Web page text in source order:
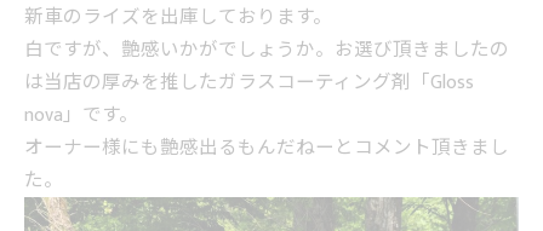
新車のライズを出庫しております。
白ですが、艶感いかがでしょうか。お選び頂きましたの
は当店の厚みを推したガラスコーティング剤「Gloss
nova」です。
オーナー様にも艶感出るもんだねーとコメント頂きまし
た。